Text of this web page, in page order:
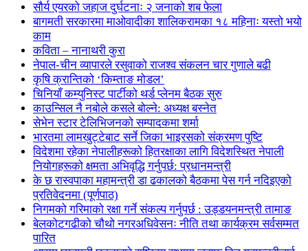
सौर्य एयरको जहाज दुर्घटनाः २ जनाको शब फेला
बागमती सरकारमा माओवादीका शालिकरामका १८ महिनाः यस्तो भयो
काम
कविता – नानाथरी कुरा
नेपाल-चीन व्यापारले रसुवाको राजश्व संकलन चार गुणाले बढी
कृषि क्रान्तिको ‘किम्ताङ मोडल’
चिनियाँ कम्युनिस्ट पार्टीको थर्ड प्लेनम बैठक सुरु
काउन्सिल नै नबोले कसले बोल्ने: अध्यक्ष बस्नेत
सेभेन स्टार टेलिभिजनको सम्पादकमा शर्मा
भारतमा लामखुट्टेबाट सर्ने जिका भाइरसको संक्रमण पुष्टि
विदेशमा रहेका नेपालीहरूको हितरक्षाका लागि विदेशस्थित नेपाली
नियोगहरूको क्षमता अभिवृद्धि गर्नुपर्छ: प्रधानमन्त्री
के छ रास्वपाका महामन्त्री डा ढकालको बैठकमा पेस गर्न नदिइएको
प्रतिवेदनमा (पूर्णपाठ)
निगमको गरिमाको रक्षा गर्ने संकल्प गर्नुपर्छ : उड्डयनमन्त्री तामाङ
बेलकोटगढीको चौथो नगरअधिवेसनः नीति तथा कार्यक्रम सर्वसम्मत
पारित